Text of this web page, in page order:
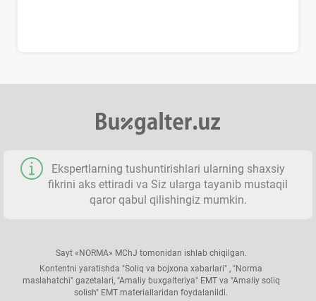
Ekspertlarning tushuntirishlari ularning shaхsiy
fikrini aks ettiradi va Siz ularga tayanib mustaqil
qaror qabul qilishingiz mumkin.
Sayt «NORMA» MChJ tomonidan ishlab chiqilgan.
Kontentni yaratishda "Soliq va bojхona хabarlari" , "Norma
maslahatchi" gazetalari, "Amaliy buхgalteriya" EMT va "Amaliy soliq
solish" EMT materiallaridan foydalanildi.